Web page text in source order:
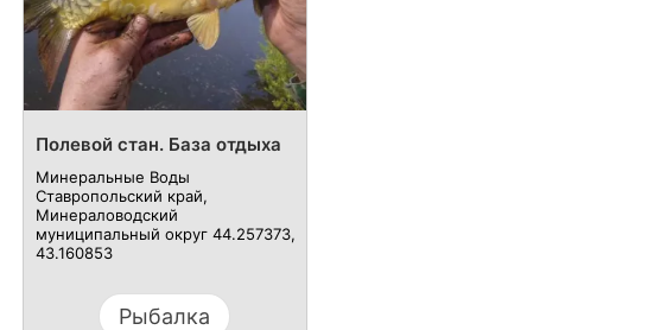
Полевой стан. База отдыха
Минеральные Воды
Ставропольский край,
Минераловодский
муниципальный округ 44.257373,
43.160853
Рыбалка